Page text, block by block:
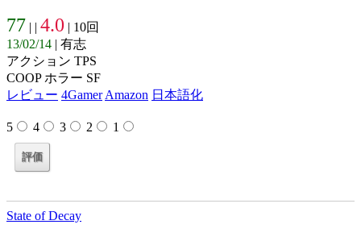
77 | | 4.0 | 10回
13/02/14 | 有志
アクション TPS
COOP ホラー SF
レビュー 4Gamer Amazon 日本語化
5 4 3 2 1
State of Decay